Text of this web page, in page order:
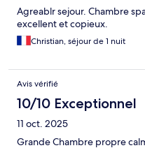
Agreablr sejour. Chambre
excellent et copieux.
Christian, séjour de 1 nuit
Avis vérifié
10/10 Exceptionnel
11 oct. 2025
Grande Chambre propre